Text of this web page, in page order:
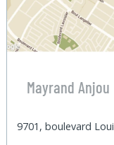
Mayrand Anjou
9701, boulevard